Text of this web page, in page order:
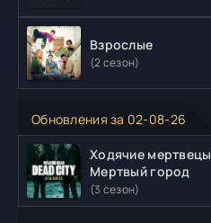
Взрослые
(2 сезон)
Обновления за 02-08-26
Ходячие
Мертвый город
(3 сезон)